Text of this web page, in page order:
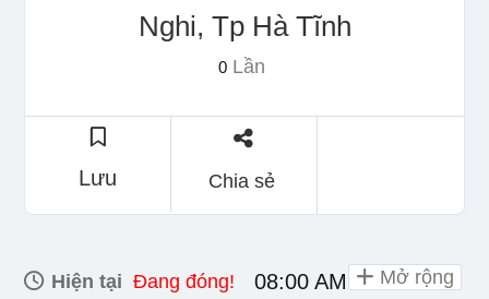
Nghi, Tp Hà Tĩnh
0Lần
Lưu Chia sẻ
Hiện tại Đang đóng! 08:00 AM - 10:00 PM
Mở rộng